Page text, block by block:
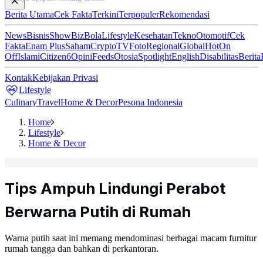
Berita UtamaCek FaktaTerkiniTerpopulerRekomendasi
NewsBisnisShowBizBolaLifestyleKesehatanTeknoOtomotifCek
FaktaEnam PlusSahamCryptoTVFotoRegionalGlobalHotOn
OffIslamiCitizen6OpiniFeedsOtosiaSpotlightEnglishDisabilitasBerita
KontakKebijakan Privasi
Lifestyle
CulinaryTravelHome & DecorPesona Indonesia
Home
Lifestyle
Home & Decor
Tips Ampuh Lindungi Perabot
Berwarna Putih di Rumah
Warna putih saat ini memang mendominasi berbagai macam furnitur
rumah tangga dan bahkan di perkantoran.